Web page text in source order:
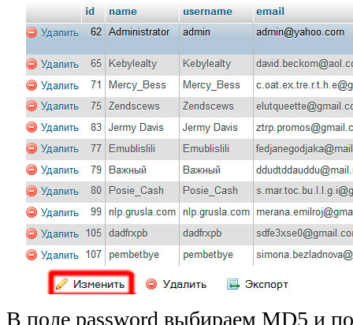
В поле password выбираем MD5 и